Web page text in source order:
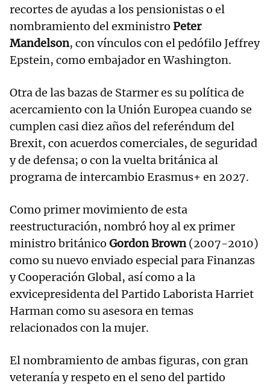
recortes de ayudas a los pensionistas o el
nombramiento del exministro Peter
Mandelson, con vínculos con el pedófilo Jeffrey
Epstein, como embajador en Washington.
Otra de las bazas de Starmer es su política de
acercamiento con la Unión Europea cuando se
cumplen casi diez años del referéndum del
Brexit, con acuerdos comerciales, de seguridad
y de defensa; o con la vuelta británica al
programa de intercambio Erasmus+ en 2027.
Como primer movimiento de esta
reestructuración, nombró hoy al ex primer
ministro británico Gordon Brown(2007-2010)
como su nuevo enviado especial para Finanzas
y Cooperación Global, así como a la
exvicepresidenta del Partido Laborista Harriet
Harman como su asesora en temas
relacionados con la mujer.
El nombramiento de ambas figuras, con gran
veteranía y respeto en el seno del partido